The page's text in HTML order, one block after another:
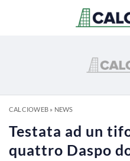
CALCIOWEB» NEWS
Testata ad un
quattro Daspo